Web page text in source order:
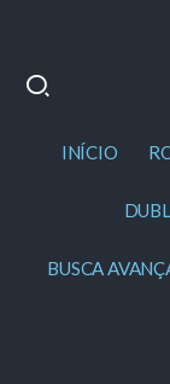
INÍCIO
BUSCA